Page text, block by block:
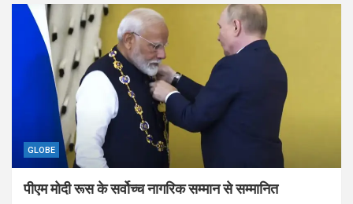
GLOBE
पीएम मोदी रूस के सर्वोच्च नागरिक सम्मान से सम्मानित